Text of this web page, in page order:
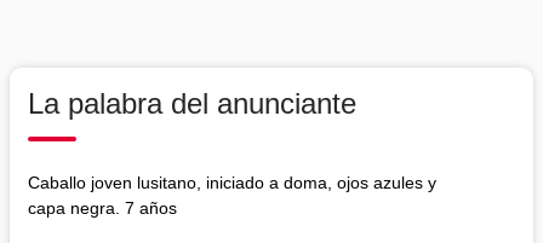
La palabra del anunciante
Caballo joven lusitano, iniciado a doma, ojos azules y
capa negra. 7 años